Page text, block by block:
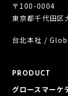
〒100-0004
東京都千代田
台北本社 /
PRODUCT
グロースマーケ